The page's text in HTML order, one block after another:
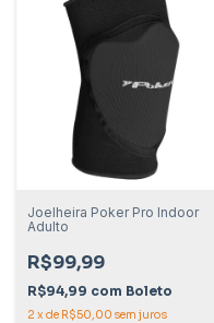
Joelheira Poker Pro Indoor
Adulto
R$99,99
R$94,99 com Boleto
2 x de R$50,00 sem juros